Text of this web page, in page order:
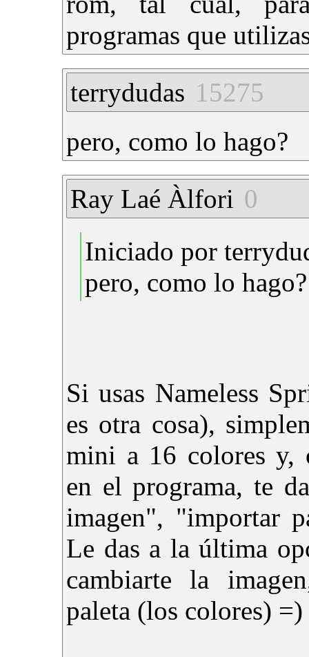
programas que
terrydudas 15275
pero, como lo hago?
Ray Laé Àlfori 0
Iniciado por
pero, como lo hago?
Si usas Nameless
es otra cosa),
mini a 16 colores y,
en el programa, te
imagen", "importar
Le das a la última
cambiarte la
paleta (los colores) =)